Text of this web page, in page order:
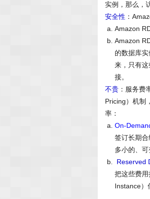
实例，那么，
安全性 ：
Amazon
Amazon
的数据库
来，只有
接。
不贵 ：服务费
Pricing）机制
率：
On-
签订长期
多小的、可
Reserved
把这些费
Instance）